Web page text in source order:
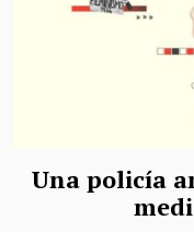
Una policía